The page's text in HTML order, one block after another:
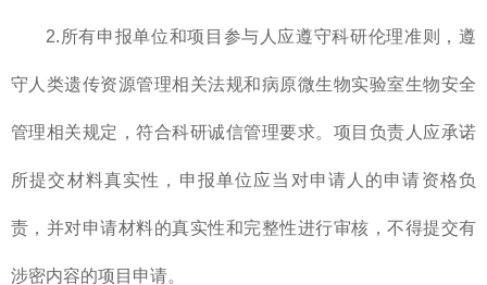
2.所有申报单位和项目参与人应遵守科研伦理准则，遵
守人类遗传资源管理相关法规和病原微生物实验室生物安全
管理相关规定，符合科研诚信管理要求。项目负责人应承诺
所提交材料真实性，申报单位应当对申请人的申请资格负
责，并对申请材料的真实性和完整性进行审核，不得提交有
涉密内容的项目申请。